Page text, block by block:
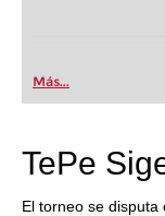
Más...
TePe
El torneo se